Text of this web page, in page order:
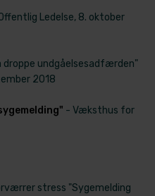
Ledelse, 8. oktober
droppe undgåelsesadfærden"
2018
- Væksthus for
stress "Sygem​elding